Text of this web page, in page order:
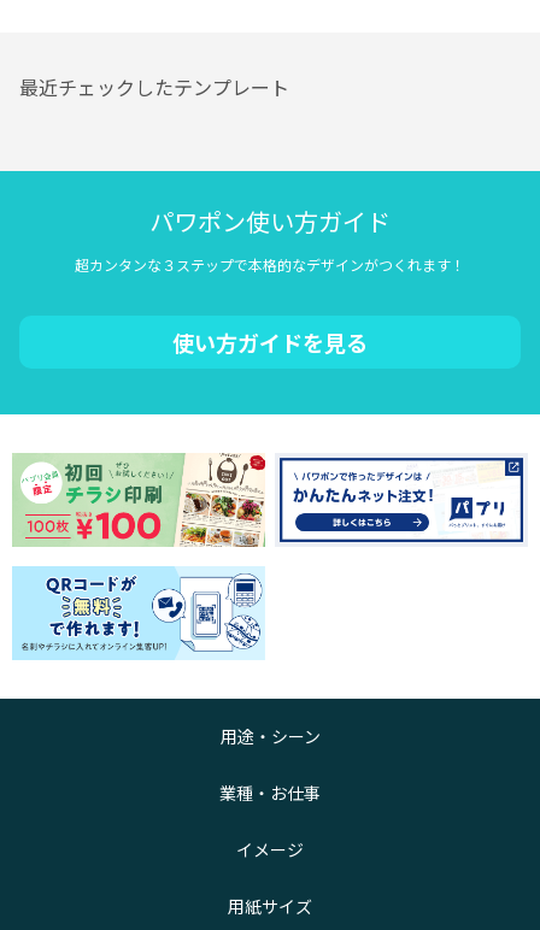
最近チェックしたテンプレート
パワポン使い方ガイド
超カンタンな３ステップで本格的なデザインがつくれます！
使い方ガイドを見る
用途・シーン
業種・お仕事
イメージ
用紙サイズ